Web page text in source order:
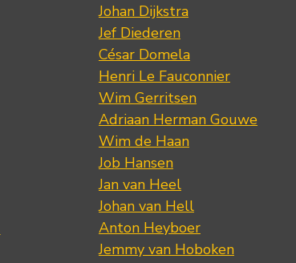
Johan Dijkstra
Jef Diederen
César Domela
Henri Le Fauconnier
Wim Gerritsen
Adriaan Herman Gouwe
Wim de Haan
Job Hansen
Jan van Heel
Johan van Hell
Anton Heyboer
Jemmy van Hoboken